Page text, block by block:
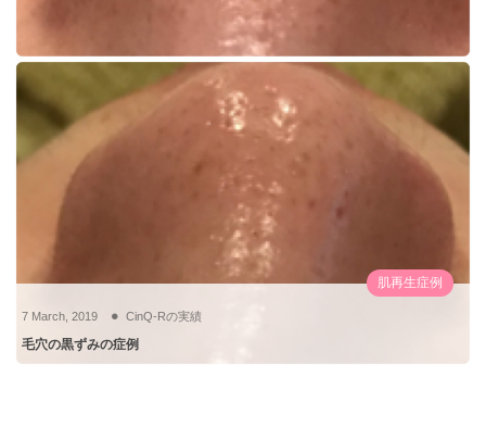
肌再生症例
7 March 2019 CinQ-Rの実績
毛穴の黒ずみの症例